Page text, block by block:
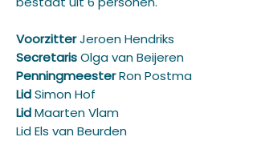
VoorzitterJeroen Hendriks
SecretarisOlga van Beijeren
PenningmeesterRon Postma
LidSimon Hof
LidMaarten Vlam
Lid Els van Beurden